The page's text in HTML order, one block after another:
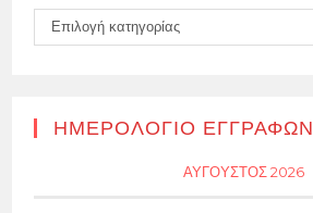
Kατηγορίες
Επιλογή κατηγορίας
ΗΜΕΡΟΛΌΓΙΟ ΕΓΓΡΑΦΏΝ
ΑΎΓΟΥΣΤΟΣ 2026